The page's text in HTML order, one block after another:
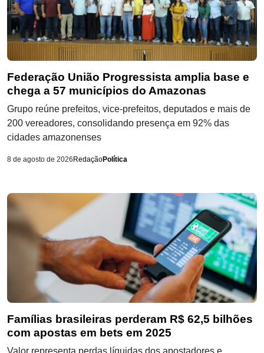
Federação União Progressista amplia base e
chega a 57 municípios do Amazonas
Grupo reúne prefeitos, vice-prefeitos, deputados e mais de
200 vereadores, consolidando presença em 92% das
cidades amazonenses
8 de agosto de 2026 RedaçãoPolítica
Famílias brasileiras perderam R$ 62,5 bilhões
com apostas em bets em 2025
Valor representa perdas líquidas dos apostadores e